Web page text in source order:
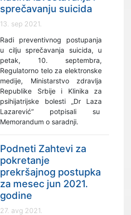
sprečavanju suicida
13. sep 2021.
Radi preventivnog postupanja
u cilju sprečavanja suicida, u
petak, 10. septembra,
Regulatorno telo za elektronske
medije, Ministarstvo zdravlja
Republike Srbije i Klinika za
psihijatrijske bolesti „Dr Laza
Lazarević“ potpisali su
Memorandum o saradnji.
Podneti Zahtevi za
pokretanje
prekršajnog postupka
za mesec jun 2021.
godine
27. avg 2021.